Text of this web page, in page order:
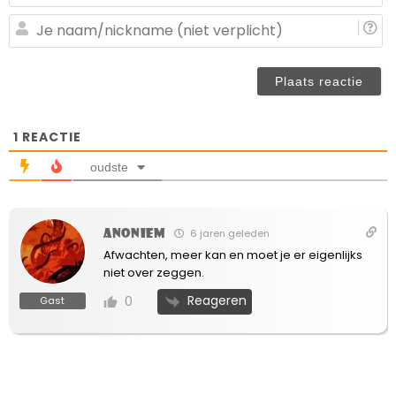
1 REACTIE
oudste
Gast
Anoniem 6 jaren geleden
Afwachten, meer kan en moet je er eigenlijks
niet over zeggen.
0 Reageren